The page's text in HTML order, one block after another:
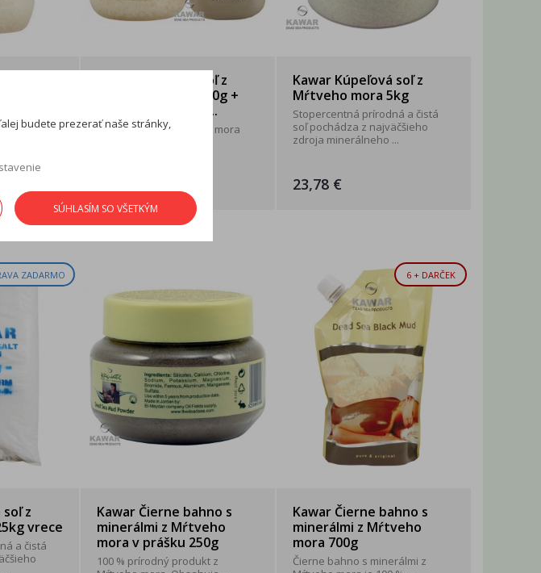
Kawar Kúpeľová soľ z
Mŕtveho mora 3000g +
Mydlo s obsahom ...
Kúpeľová soľ z Mŕtveho mora
Kawar Kúpeľová soľ z
Mŕtveho mora 5kg
Stopercentná prírodná a čistá
soľ pochádza z najväčšieho
zdroja minerálneho ...
23,78 €
ZADARMO
z
vrece
a čistá
Kawar Čierne bahno s
minerálmi z Mŕtveho
mora v prášku 250g
100 % prírodný produkt z
6 + DARČEK
Kawar Čierne bahno s
minerálmi z Mŕtveho
mora 700g
Čierne bahno s minerálmi z
budete prezerať naše stránky,
SÚHLASÍM SO VŠETKÝM